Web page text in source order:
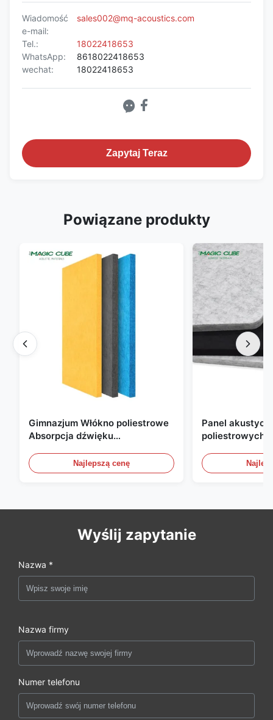
Wiadomość
e-mail:
sales002@mq-acoustics.com
Tel.:
18022418653
WhatsApp:
8618022418653
wechat:
18022418653
Zapytaj Teraz
Powiązane produkty
Gimnazjum Włókno poliestrowe
Absorpcja dźwięku
projektemNajlepszą cenę
Panel
poliestrowych
do biura, domu
Wyślij zapytanie
Nazwa *
Nazwa firmy
Numer telefonu